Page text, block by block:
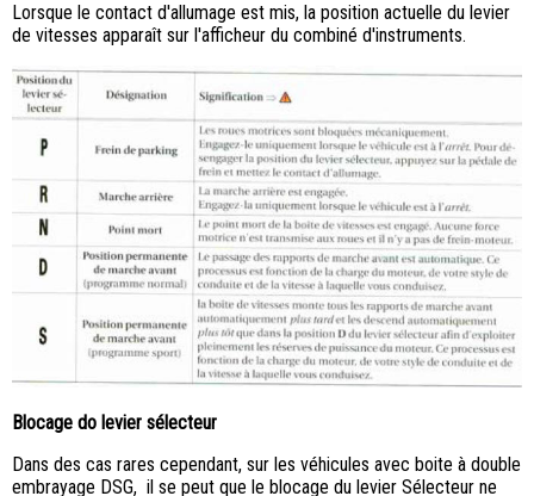
Lorsque le contact d'allumage est mis, la position actuelle du levier
de vitesses apparaît sur l'afficheur du combiné d'instruments.
Blocage do levier sélecteur
Dans des cas rares cependant, sur les véhicules avec boite à double
embrayage DSG, il se peut que le blocage du levier Sélecteur ne